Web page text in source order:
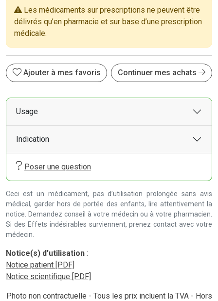
Les médicaments sur prescriptions ne peuvent être
délivrés qu’en pharmacie et sur base d’une prescription
médicale.
Ajouter à mes favoris Continuer mes achats
Usage
Indication
Poser une question
Ceci est un médicament, pas d’utilisation prolongée sans avis
médical, garder hors de portée des enfants, lire attentivement la
notice. Demandez conseil à votre médecin ou à votre pharmacien.
Si des Effets indésirables surviennent, prenez contact avec votre
médecin.
Notice(s) d’utilisation :
Notice patient [PDF]
Notice scientifique [PDF]
Photo non contractuelle - Tous les prix incluent la TVA - Hors